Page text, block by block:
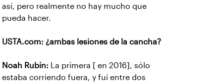
así, pero realmente no hay mucho que
pueda hacer.
USTA.com: ¿ambas lesiones de la cancha?
Noah Rubin: La primera [ en 2016], sólo
estaba corriendo fuera, y fui entre dos